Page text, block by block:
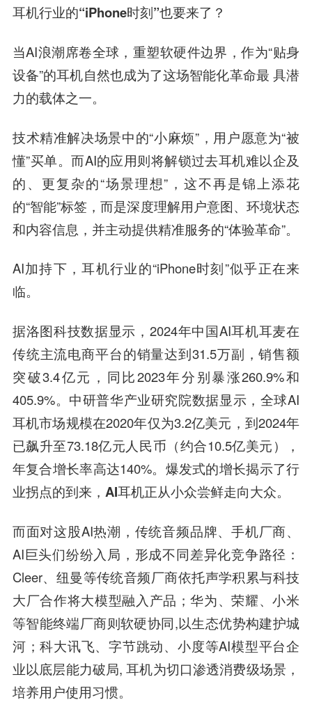
耳机行业的“iPhone时刻”也要来了？
当AI浪潮席卷全球，重塑软硬件边界，作为“贴身
设备”的耳机自然也成为了这场智能化革命最 具潜
力的载体之一。
技术精准解决场景中的“小麻烦”，用户愿意为“被
懂”买单。而AI的应用则将解锁过去耳机难以企及
的、更复杂的“场景理想”，这不再是锦上添花
的“智能”标签，而是深度理解用户意图、环境状态
和内容信息，并主动提供精准服务的“体验革命”。
AI加持下，耳机行业的“iPhone时刻”似乎正在来
临。
据洛图科技数据显示，2024年中国AI耳机耳麦在
传统主流电商平台的销量达到31.5万副，销售额
突破3.4亿元，同比2023年分别暴涨260.9%和
405.9%。中研普华产业研究院数据显示，全球AI
耳机市场规模在2020年仅为3.2亿美元，到2024年
已飙升至73.18亿元人民币（约合10.5亿美元），
年复合增长率高达140%。 爆发式的增长揭示了行
业拐点的到来，AI耳机正从小众尝鲜走向大众。
而面对这股AI热潮，传统音频品牌、手机厂商、
AI巨头们纷纷入局，形成不同差异化竞争路径：
Cleer、纽曼等传统音频厂商依托声学积累与科技
大厂合作将大模型融入产品；华为、荣耀、小米
等智能终端厂商则软硬协同,以生态优势构建护城
河；科大讯飞、字节跳动、小度等AI模型平台企
业以底层能力破局, 耳机为切口渗透消费级场景，
培养用户使用习惯。